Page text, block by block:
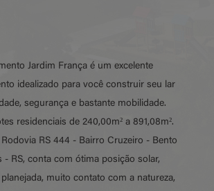
Jardim França é um excelente
idealizado para você construir seu lar
segurança e bastante mobilidade.
residenciais de 240,00m² a 891,08m².
RS 444 - Bairro Cruzeiro - Bento
- RS, conta com ótima posição solar,
muito contato com a natureza,